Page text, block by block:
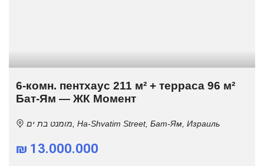
6-комн. пентхаус 211 м² + терраса 96 м²
Бат-Ям — ЖК Момент
מומנט בת ים, Ha-Shvatim Street, Бат-Ям, Израиль
₪ 13.000.000